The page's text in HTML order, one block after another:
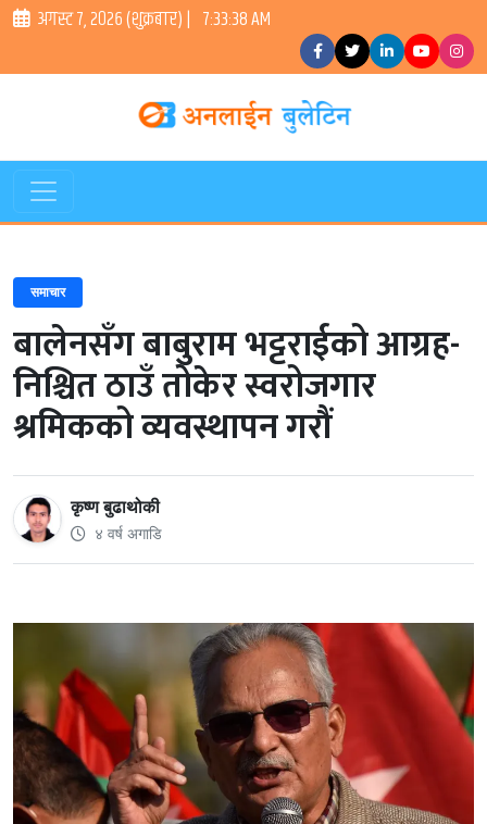
अगस्ट ७, २०२६ (शुक्रबार) | 7:33:39 AM
समाचार
बालेनसँग बाबुराम भट्टराईको आग्रह-
निश्चित ठाउँ तोकेर स्वरोजगार
श्रमिकको व्यवस्थापन गरौं
कृष्ण बुढाथोकी
४ वर्ष अगाडि